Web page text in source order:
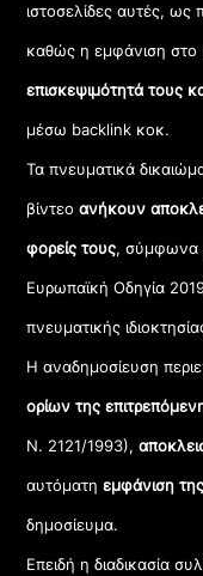
ιστοσελίδες αυτές, ως
καθώς η εμφάνιση
επισκεψιμότητά τους
μέσω backlink κοκ.
Τα πνευματικά
βίντεοανήκουν
φορείς τους, σύμφωνα
Ευρωπαϊκή Οδηγία
πνευματικής
Η αναδημοσίευση
ορίων της
Ν. 2121/1993),
αυτόματηεμφάνιση
δημοσίευμα.
Επειδή η διαδικασία